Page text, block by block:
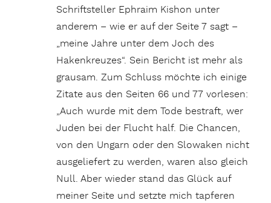
Schriftsteller Ephraim Kishon unter
anderem – wie er auf der Seite 7 sagt –
„meine Jahre unter dem Joch des
Hakenkreuzes“. Sein Bericht ist mehr als
grausam. Zum Schluss möchte ich einige
Zitate aus den Seiten 66 und 77 vorlesen:
„Auch wurde mit dem Tode bestraft, wer
Juden bei der Flucht half. Die Chancen,
von den Ungarn oder den Slowaken nicht
ausgeliefert zu werden, waren also gleich
Null. Aber wieder stand das Glück auf
meiner Seite und setzte mich tapferen